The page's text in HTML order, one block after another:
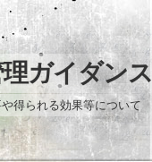
ガイダンス
得られる効果等について